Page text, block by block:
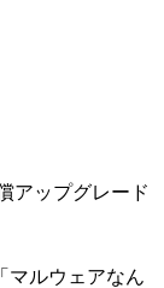
アップグレード
マルウェアなん